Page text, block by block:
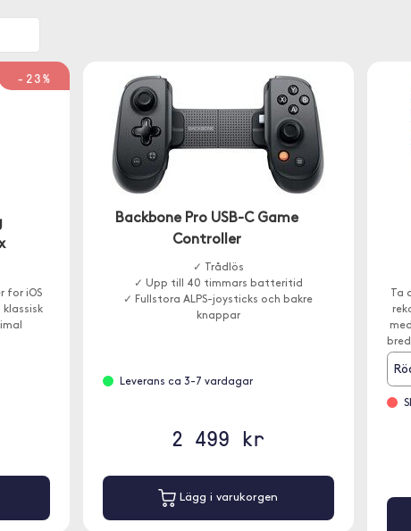
-23%
for iOS
Backbone Pro USB-C Game
Controller
✓ Trådlös
✓ Upp till 40 timmars batteritid
✓ Fullstora ALPS-joysticks och bakre
knappar
Leverans ca 3-7 vardagar
2 499 kr
Lägg i varukorgen
Ta